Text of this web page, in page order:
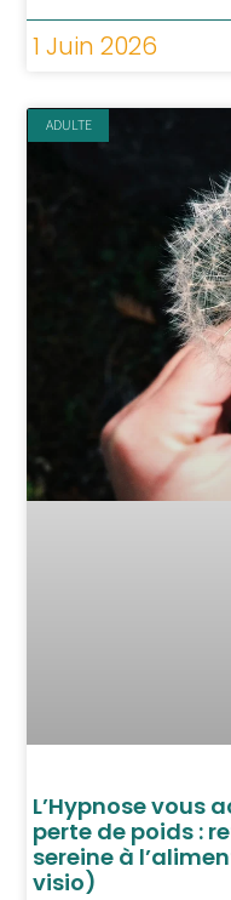
1 Juin 2026
ADULTE
L’Hypnose vous
perte de poids :
sereine à
visio)